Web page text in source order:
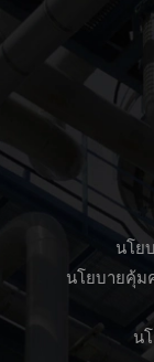
นโย
นโยบายคุ้ม
น